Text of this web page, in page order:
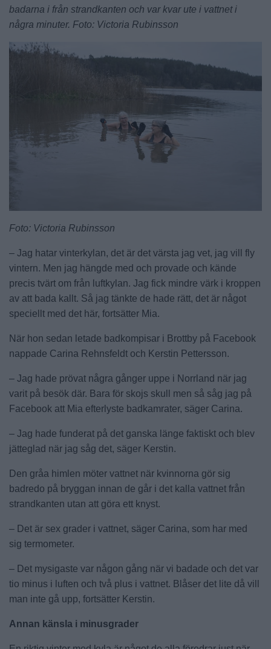
badarna i från strandkanten och var kvar ute i vattnet i
några minuter. Foto: Victoria Rubinsson
Foto: Victoria Rubinsson
– Jag hatar vinterkylan, det är det värsta jag vet, jag vill fly
vintern. Men jag hängde med och provade och kände
precis tvärt om från luftkylan. Jag fick mindre värk i kroppen
av att bada kallt. Så jag tänkte de hade rätt, det är något
speciellt med det här, fortsätter Mia.
När hon sedan letade badkompisar i Brottby på Facebook
nappade Carina Rehnsfeldt och Kerstin Pettersson.
– Jag hade prövat några gånger uppe i Norrland när jag
varit på besök där. Bara för skojs skull men så såg jag på
Facebook att Mia efterlyste badkamrater, säger Carina.
– Jag hade funderat på det ganska länge faktiskt och blev
jätteglad när jag såg det, säger Kerstin.
Den gråa himlen möter vattnet när kvinnorna gör sig
badredo på bryggan innan de går i det kalla vattnet från
strandkanten utan att göra ett knyst.
– Det är sex grader i vattnet, säger Carina, som har med
sig termometer.
– Det mysigaste var någon gång när vi badade och det var
tio minus i luften och två plus i vattnet. Blåser det lite då vill
man inte gå upp, fortsätter Kerstin.
Annan känsla i minusgrader